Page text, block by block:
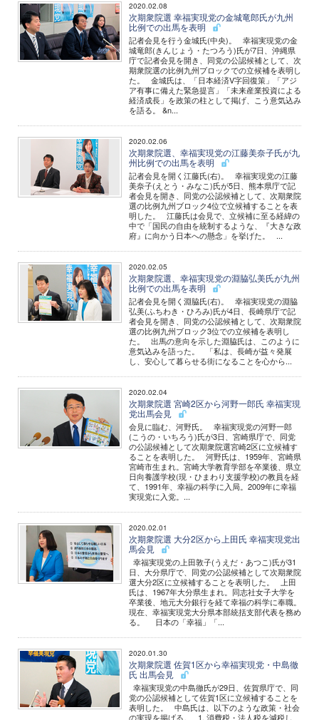
2020.02.08
次期衆院選 幸福実現党の金城竜郎氏が九州
比例での出馬を表明
記者会見を行う金城氏(中央)。 幸福実現党の金
城竜郎(きんじょう・たつろう)氏が7日、沖縄県
庁で記者会見を開き、同党の公認候補として、次
期衆院選の比例九州ブロックでの立候補を表明し
た。 金城氏は、「日本経済V字回復策」「アジ
ア有事に備えた緊急提言」「未来産業投資による
経済成長」を政策の柱として掲げ、こう意気込み
を語る。 &n...
2020.02.06
次期衆院選、幸福実現党の江藤美奈子氏が九
州比例での出馬を表明
記者会見を開く江藤氏(右)。 幸福実現党の江藤
美奈子(えとう・みなこ)氏が5日、熊本県庁で記
者会見を開き、同党の公認候補として、次期衆院
選の比例九州ブロック4位で立候補することを表
明した。 江藤氏は会見で、立候補に至る経緯の
中で「国民の自由を統制するような、『大きな政
府』に向かう日本への懸念」を挙げた。 ...
2020.02.05
次期衆院選、幸福実現党の淵脇弘美氏が九州
比例での出馬を表明
記者会見を開く淵脇氏(右)。 幸福実現党の淵脇
弘美(ふちわき・ひろみ)氏が4日、長崎県庁で記
者会見を開き、同党の公認候補として、次期衆院
選の比例九州ブロック3位での立候補を表明し
た。 出馬の意向を示した淵脇氏は、このように
意気込みを語った。 「私は、長崎が益々発展
し、安心して暮らせる街になることを心から...
2020.02.04
次期衆院選 宮崎2区から河野一郎氏 幸福実現
党出馬会見
会見に臨む、河野氏。 幸福実現党の河野一郎
(こうの・いちろう)氏が3日、宮崎県庁で、同党
の公認候補として次期衆院選宮崎2区に立候補す
ることを表明した。 河野氏は、1959年、宮崎県
宮崎市生まれ。宮崎大学教育学部を卒業後、県立
日向養護学校(現・ひまわり支援学校)の教員を経
て、1991年、幸福の科学に入局。2009年に幸福
実現党に入党。...
2020.02.01
次期衆院選 大分2区から上田氏 幸福実現党出
馬会見
幸福実現党の上田敦子(うえだ・あつこ)氏が31
日、大分県庁で、同党の公認候補として次期衆院
選大分2区に立候補することを表明した。 上田
氏は、1967年大分県生まれ。同志社女子大学を
卒業後、地元大分銀行を経て幸福の科学に奉職。
現在、幸福実現党大分県本部統括支部代表を務め
る。 日本の「幸福」「...
2020.01.30
次期衆院選 佐賀1区から幸福実現党・中島徹
氏 出馬会見
幸福実現党の中島徹氏が29日、佐賀県庁で、同
党の公認候補として佐賀1区に立候補することを
表明した。 中島氏は、以下のような政策・社会
の実現を掲げる。 1. 消費税・法人税を減税し、